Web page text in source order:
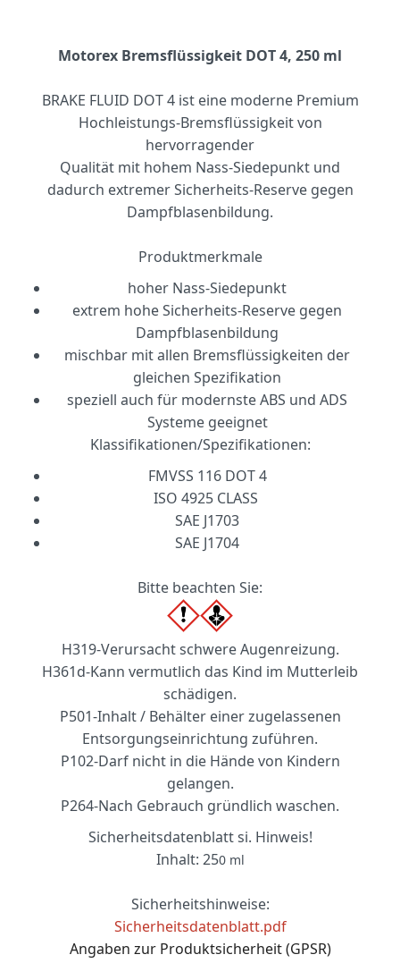
Motorex Bremsflüssigkeit DOT 4, 250 ml
BRAKE FLUID DOT 4 ist eine moderne Premium
Hochleistungs-Bremsflüssigkeit von
hervorragender
Qualität mit hohem Nass-Siedepunkt und
dadurch extremer Sicherheits-Reserve gegen
Dampfblasenbildung.
Produktmerkmale
hoher Nass-Siedepunkt
extrem hohe Sicherheits-Reserve gegen
Dampfblasenbildung
mischbar mit allen Bremsflüssigkeiten der
gleichen Spezifikation
speziell auch für modernste ABS und ADS
Systeme geeignet
Klassifikationen/Spezifikationen:
FMVSS 116 DOT 4
ISO 4925 CLASS
SAE J1703
SAE J1704
Bitte beachten Sie:
H319-Verursacht schwere Augenreizung.
H361d-Kann vermutlich das Kind im Mutterleib
schädigen.
P501-Inhalt / Behälter einer zugelassenen
Entsorgungseinrichtung zuführen.
P102-Darf nicht in die Hände von Kindern
gelangen.
P264-Nach Gebrauch gründlich waschen.
Sicherheitsdatenblatt si. Hinweis!
Inhalt: 250 ml
Sicherheitshinweise:
Sicherheitsdatenblatt.pdf
Angaben zur Produktsicherheit (GPSR)